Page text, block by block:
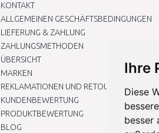
Ihre
Diese
besser
KONTAKT
ALLGEMEINEN GESCHÄFTSBEDINGUNGEN
LIEFERUNG & ZAHLUNG
ZAHLUNGSMETHODEN
ÜBERSICHT
MARKEN
REKLAMATIONEN UND RETOUREN
KUNDENBEWERTUNG
PRODUKTBEWERTUNG
BLOG